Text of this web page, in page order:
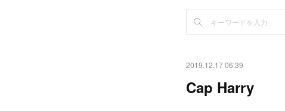
2019.12.17 06:39
Cap Harry